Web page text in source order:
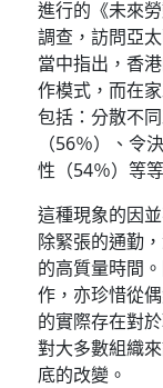
進行的《未來
調查，訪問亞
當中指出，香
作模式，而在
包括：分散不
（56％）、令
性（54％）等
這種現象的因
除緊張的通勤
的高質量時間
作，亦珍惜從
的實際存在對
對大多數組織
底的改變。